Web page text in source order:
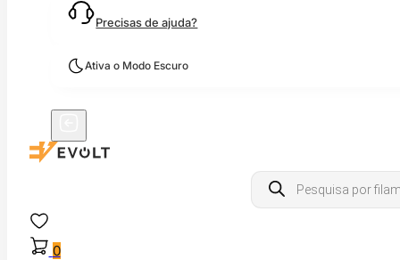
Precisas de ajuda?
Ativa o Modo Escuro
Products
search
0